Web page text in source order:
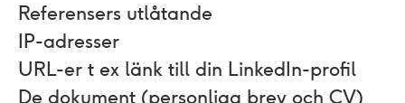
Referensers utlåtande
IP-adresser
URL-er t ex länk till din LinkedIn-profil
De dokument (personliga brev och CV)